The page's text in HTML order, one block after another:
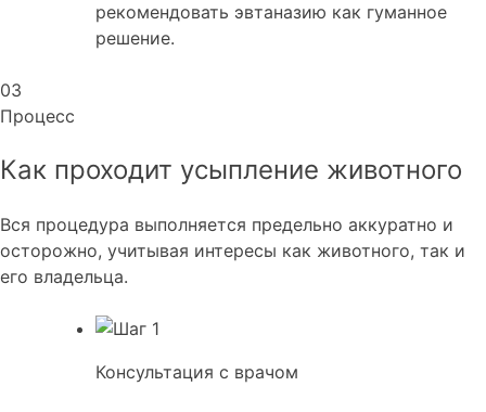
рекомендовать эвтаназию как гуманное
решение.
03
Процесс
Как проходит усыпление животного
Вся процедура выполняется предельно аккуратно и
осторожно, учитывая интересы как животного, так и
его владельца.
Консультация с врачом